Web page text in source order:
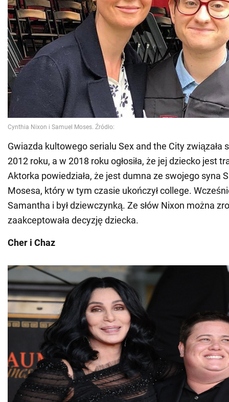
Gwiazda kultowego serialu Sex and the City związała
2012 roku, a w 2018 roku ogłosiła, że jej dziecko jest
Aktorka powiedziała, że jest dumna ze swojego syna
Mosesa, który w tym czasie ukończył college.
Samantha i był dziewczynką. Ze słów Nixon można
zaakceptowała decyzję dziecka.
Cher i Chaz